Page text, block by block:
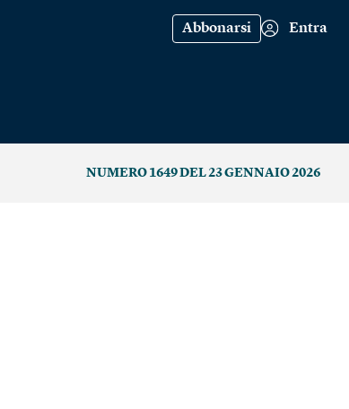
Abbonarsi Entra
NUMERO 1649 DEL 23 GENNAIO 2026